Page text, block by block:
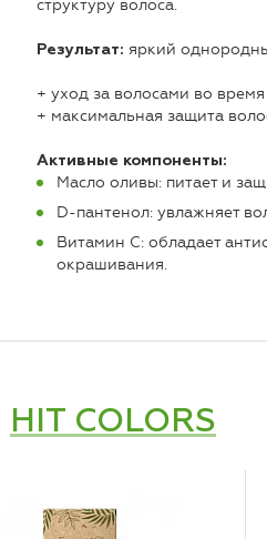
структуру волоса.
Результат: яркий
+ уход за волосами во
+ максимальная защита
Активные компоненты:
Масло оливы: питает и
D-пантенол: увлажняет
Витамин С: обладает
окрашивания.
HIT COLORS